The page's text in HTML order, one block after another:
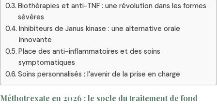
Biothérapies et anti-TNF : une révolution dans les formes
sévères
Inhibiteurs de Janus kinase : une alternative orale
innovante
Place des anti-inflammatoires et des soins
symptomatiques
Soins personnalisés : l’avenir de la prise en charge
Méthotrexate en 2026 : le socle du traitement de fond